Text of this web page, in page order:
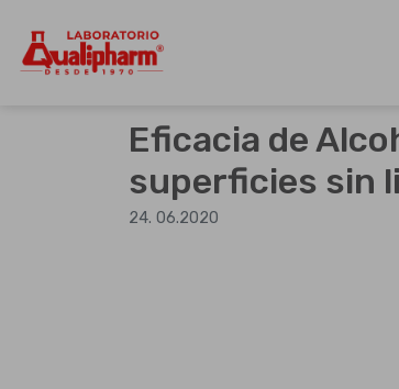
Skip
Eficacia de
superficies sin
24. 06.2020